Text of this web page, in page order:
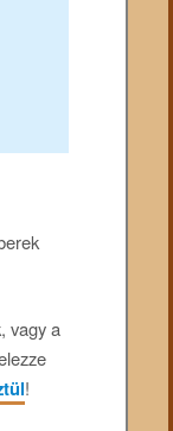
vagy a
!